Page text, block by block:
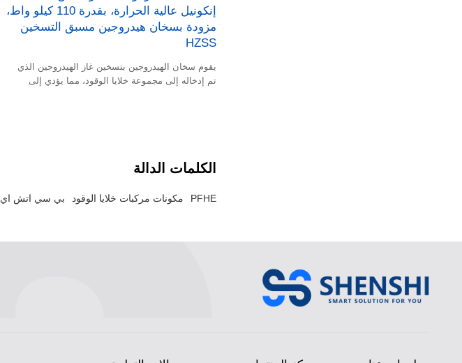
إنكونيل عالية الحرارة، بقدرة 110 كيلو واط،
مزودة بسخان هيدروجين مسبق التسخين
HZSS
يقوم سخان الهيدروجين بتسخين غاز الهيدروجين الذي
تم إدخاله إلى مجموعة خلايا الوقود، مما يؤدي إلى
الكلمات الدالة
PFHE مكونات مركبات خلايا الوقود بي سي اتش اي